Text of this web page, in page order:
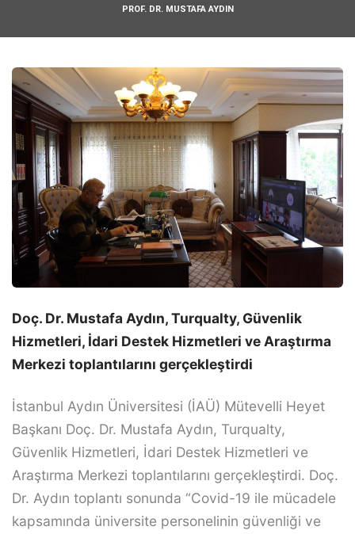
PROF. DR. MUSTAFA AYDIN
Doç. Dr. Mustafa Aydın, Turqualty, Güvenlik
Hizmetleri, İdari Destek Hizmetleri ve Araştırma
Merkezi toplantılarını gerçekleştirdi
İstanbul Aydın Üniversitesi (İAÜ) Mütevelli Heyet
Başkanı Doç. Dr. Mustafa Aydın, Turqualty,
Güvenlik Hizmetleri, İdari Destek Hizmetleri ve
Araştırma Merkezi toplantılarını gerçekleştirdi. Doç.
Dr. Aydın toplantı sonunda “Covid-19 ile mücadele
kapsamında üniversite personelinin güvenliği ve